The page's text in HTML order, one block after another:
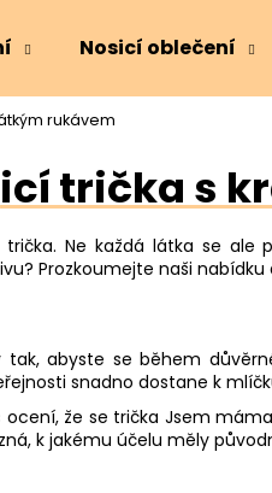
Nosicí oblečení
rukávem
trička s
Ne každá látka se ale
Prozkoumejte naši
tak, abyste se během
snadno dostane k
ocení, že se trička Jsem
k jakému účelu měly
Co potřebujete